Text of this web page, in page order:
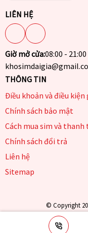
LIÊN HỆ
Giờ mở cửa:08:00 - 21:00
THÔNG TIN
Điều khoản và điều kiện
Chính sách bảo mật
Cách mua sim và thanh
Chính sách đổi trả
Liên hệ
Sitemap
© Copyright